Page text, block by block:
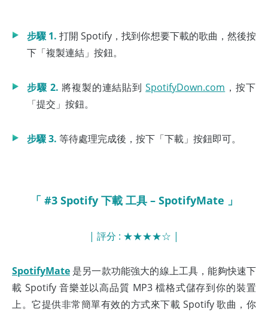
步驟 1.打開 Spotify，找到你想要下載的歌曲，然後按
下「複製連結」按鈕。
步驟 2. 將複製的連結貼到SpotifyDown.com ，按下
「提交」按鈕。
步驟 3. 等待處理完成後，按下「下載」按鈕即可。
「 #3 Spotify 下載 工具 – SpotifyMate 」
| 評分 : ★★★★☆ |
SpotifyMate 是另一款功能強大的線上工具，能夠快速下
載 Spotify 音樂並以高品質 MP3 檔格式儲存到你的裝置
上。它提供非常簡單有效的方式來下載 Spotify 歌曲，你